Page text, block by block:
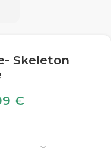
Skeleton
€